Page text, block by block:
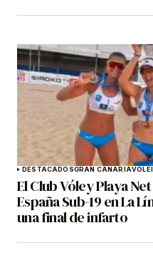
DESTACADOSGRAN CANARIA
El Club Vóley Playa
España Sub-19 en La
una final de infarto